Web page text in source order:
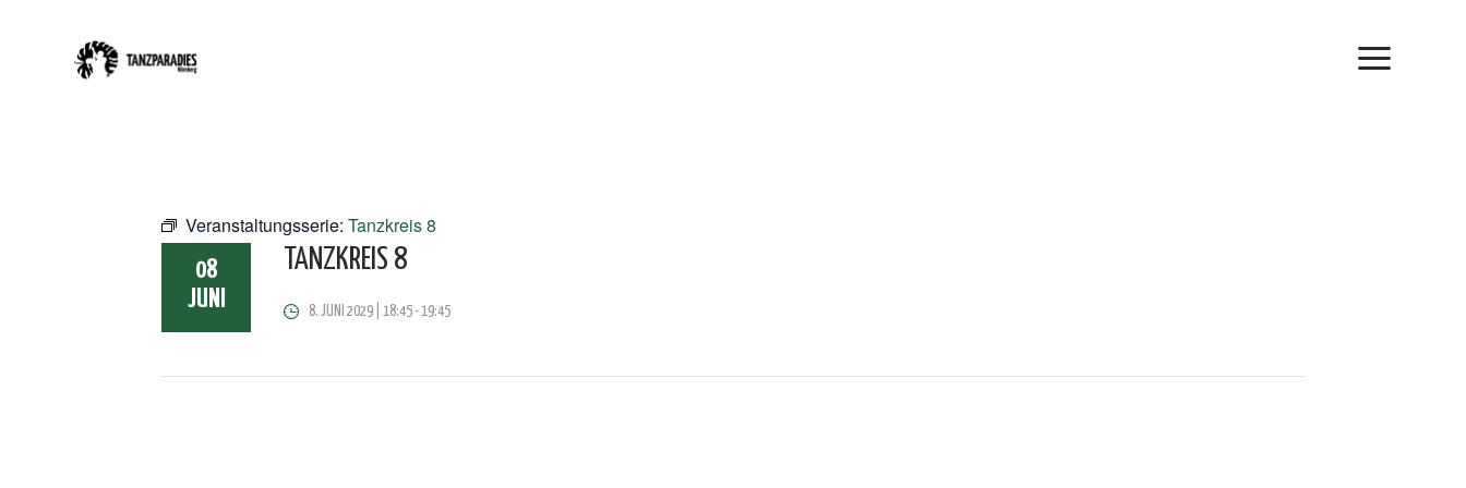
Veranstaltungsserie: Tanzkreis 8
08
JUNI
TANZKREIS 8
8. JUNI 2029 | 18:45-19:45